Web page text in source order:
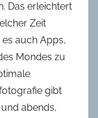
Das erleichtert
Zeit
auch Apps,
Mondes zu
gibt
abends,